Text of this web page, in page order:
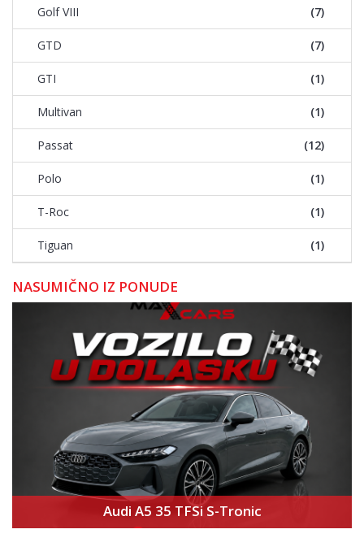
Golf VIII (7)
GTD (7)
GTI (1)
Multivan (1)
Passat (12)
Polo (1)
T-Roc (1)
Tiguan (1)
NASUMIČNO IZ PONUDE
Audi A5 35 TFSi S-Tronic